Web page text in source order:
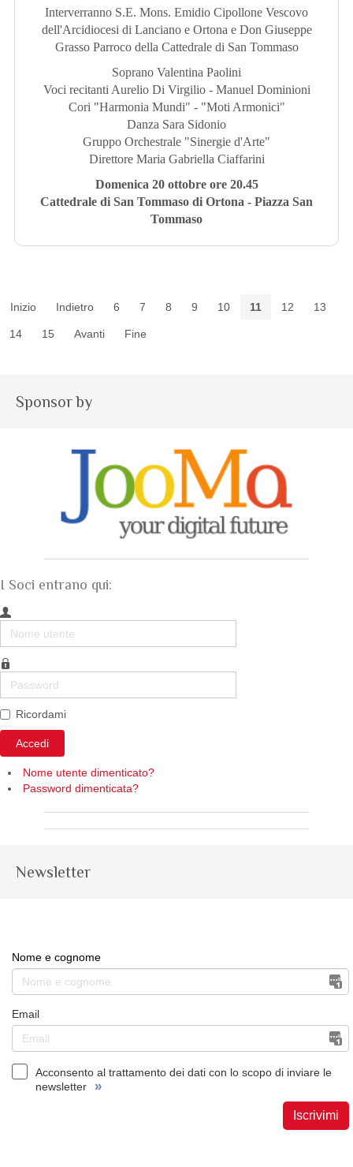
Interverranno S.E. Mons. Emidio Cipollone Vescovo
dell'Arcidiocesi di Lanciano e Ortona e Don Giuseppe
Grasso Parroco della Cattedrale di San Tommaso
Soprano Valentina Paolini
Voci recitanti Aurelio Di Virgilio - Manuel Dominioni
Cori "Harmonia Mundi" - "Moti Armonici"
Danza Sara Sidonio
Gruppo Orchestrale "Sinergie d'Arte"
Direttore Maria Gabriella Ciaffarini
Domenica 20 ottobre ore 20.45
Cattedrale di San Tommaso di Ortona - Piazza San
Tommaso
Inizio Indietro 6 7 8 9 10 11 12 13
14 15 Avanti Fine
Sponsor by
I Soci entrano qui:
Nome
utente
Password
Ricordami
Accedi
Nome utente dimenticato?
Password dimenticata?
Newsletter
Nome e cognome
Email
Acconsento al trattamento dei dati con lo scopo di inviare le
newsletter
»
Iscrivimi